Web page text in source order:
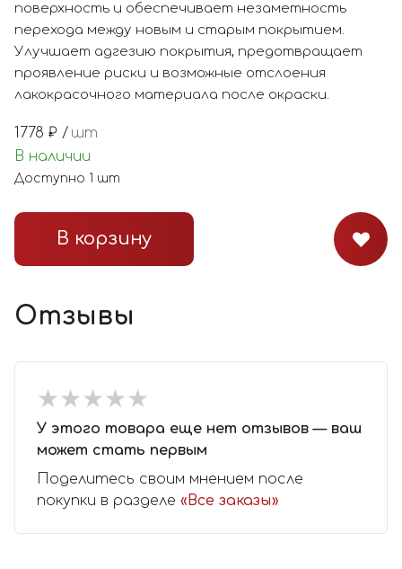
поверхность и обеспечивает незаметность
перехода между новым и старым покрытием.
Улучшает адгезию покрытия, предотвращает
проявление риски и возможные отслоения
лакокрасочного материала после окраски.
1778 ₽ / шт
В наличии
Доступно 1 шт
В корзину
Отзывы
★★★★★
★★★★★
У этого товара еще нет отзывов — ваш
может стать первым
Поделитесь своим мнением после
покупки в разделе «Все заказы»